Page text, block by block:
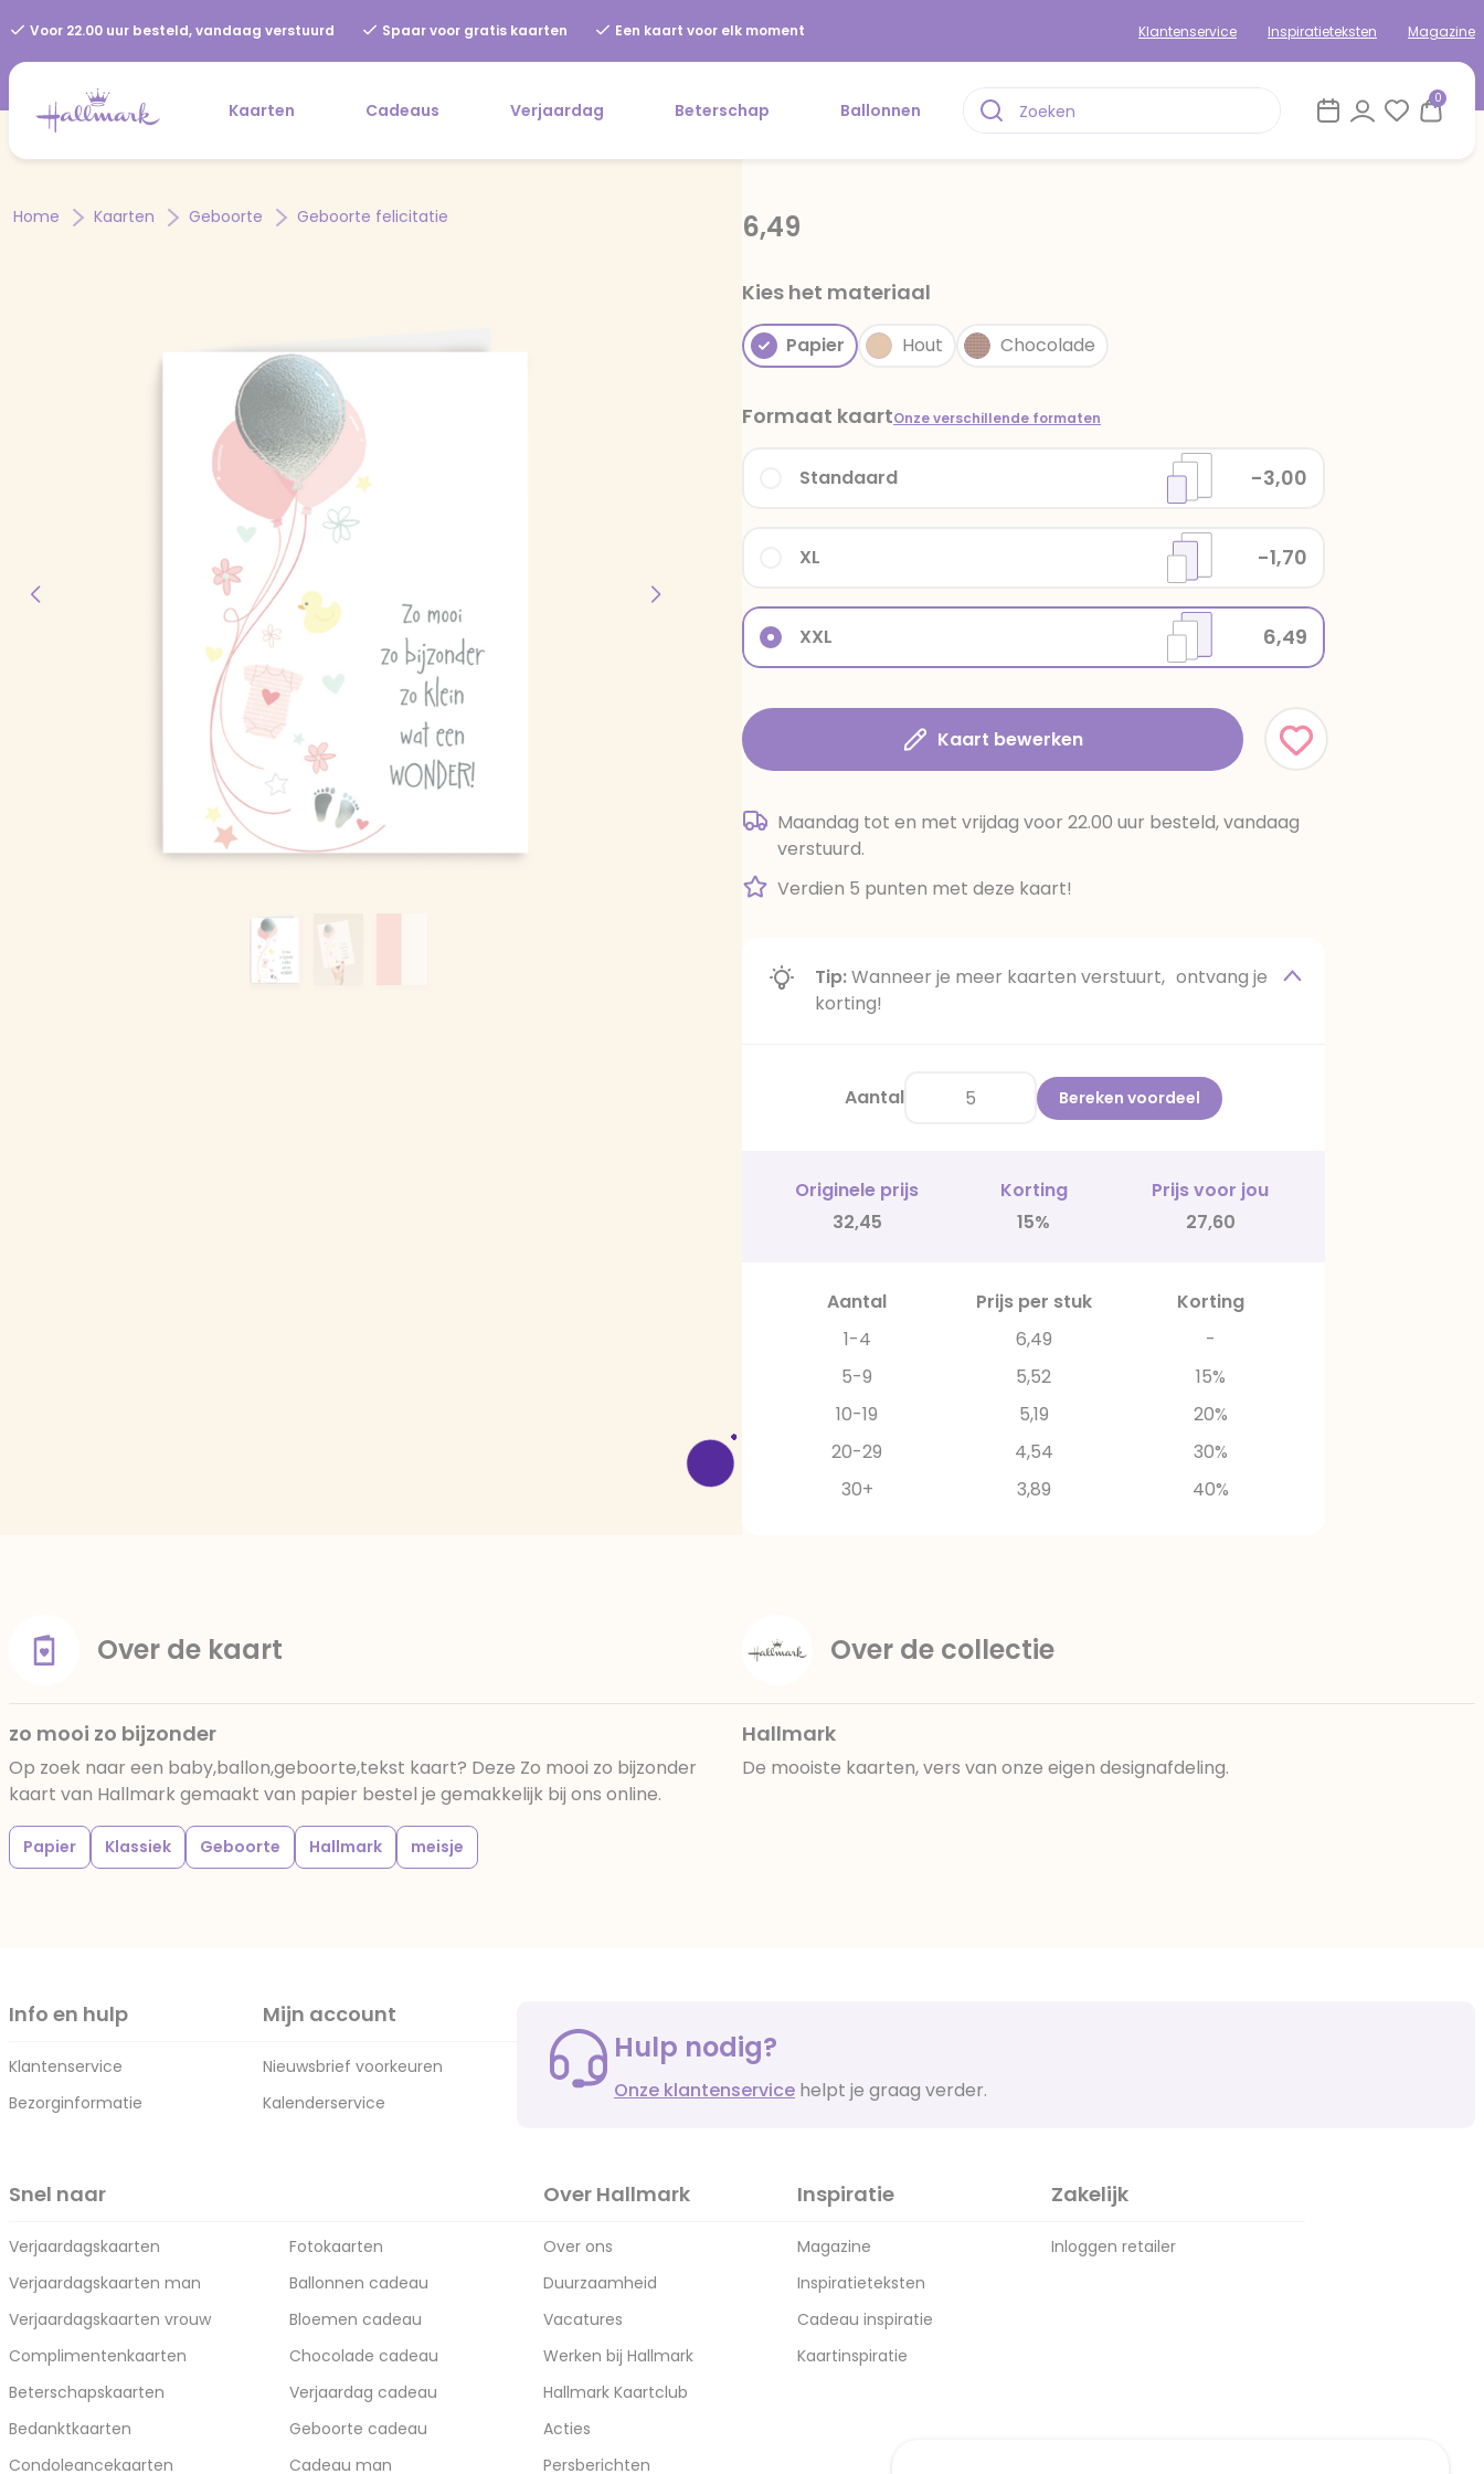
Voor 22.00 uur besteld, vandaag verstuurd Spaar voor gratis kaarten Een kaart voor elk moment Klantenservice Inspiratieteksten Magazine
Kaarten Cadeaus Verjaardag Beterschap Ballonnen
0
Home Kaarten Geboorte Geboorte felicitatie 6,49
Kies het materiaal
Papier Hout Chocolade
Formaat kaartOnze verschillende formaten
XXL 6,49
XL -1,70
Standaard -3,00
Kaart bewerken
Maandag tot en met vrijdag voor 22.00 uur besteld, vandaag
verstuurd.
Verdien 5 punten met deze kaart!
Tip:Wanneer je meer kaarten verstuurt, ontvang je
korting!
Aantal Bereken voordeel
Originele prijs Korting
Prijs voor jou
32,45
15% 27,60
Aantal Prijs per stuk
Korting
1-4
6,49
-
5-9
5,52
15%
10-19
5,19
20%
20-29
4,54
30%
30+
3,89 40%
Over de kaart
zo mooi zo bijzonder
Op zoek naar een baby,ballon,geboorte,tekst kaart? Deze Zo mooi zo bijzonder
kaart van Hallmark gemaakt van papier bestel je gemakkelijk bij ons online.
Papier Klassiek Geboorte Hallmark meisje
Over de collectie
Hallmark
De mooiste kaarten, vers van onze eigen designafdeling.
Info en hulp
Klantenservice
Bezorginformatie
Mijn account
Nieuwsbrief voorkeuren
Kalenderservice
Hulp nodig?
Onze klantenservice helpt je graag verder.
Snel naar
Verjaardagskaarten
Verjaardagskaarten man
Verjaardagskaarten vrouw
Complimentenkaarten
Beterschapskaarten
Bedanktkaarten
Condoleancekaarten
Fotokaarten
Ballonnen cadeau
Bloemen cadeau
Chocolade cadeau
Verjaardag cadeau
Geboorte cadeau
Cadeau man
Over Hallmark
Over ons
Duurzaamheid
Vacatures
Werken bij Hallmark
Hallmark Kaartclub
Acties
Persberichten
Inspiratie
Magazine
Inspiratieteksten
Cadeau inspiratie
Kaartinspiratie
Zakelijk
Inloggen retailer